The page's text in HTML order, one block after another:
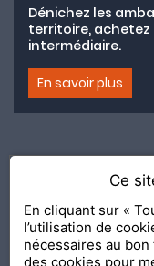
Dénichez les
territoire, achetez
intermédiaire.
En savoir plus
Adhésion au
Nous contacter
2020 Le Meilleur
Ce
En cliquant sur «
l’utilisation de
nécessaires au
des cookies pour